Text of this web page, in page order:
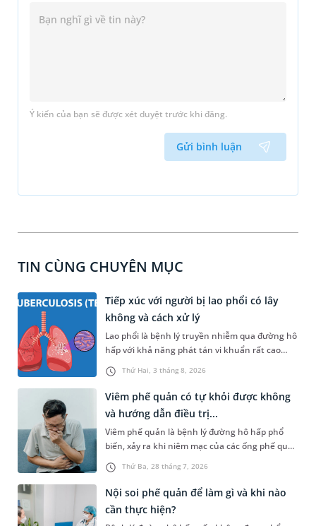
Ý kiến của bạn sẽ được xét duyệt trước khi đăng.
Gửi bình luận
TIN CÙNG CHUYÊN MỤC
Thứ Hai, 3 tháng 8, 2026
Tiếp xúc với người bị lao phổi có lây
không và cách xử lý
Lao phổi là bệnh lý truyền nhiễm qua đường hô
hấp với khả năng phát tán vi khuẩn rất cao
trong cộng đồng nếu không được kiểm soát
tốt. Vậy khi tiếp xúc với người bị lao phổi có lây
không, những yếu tố nào làm tăng nguy cơ
mắc bệnh và bạn cần phải xử lý như thế nào để
bảo vệ sức khỏe một cách khoa học nhất? Bài
viết dưới đây sẽ giải đáp chi tiết toàn bộ thắc
mắc trên, giúp bạn chủ động phòng ngừa và
tầm soát bệnh hiệu quả.
Thứ Ba, 28 tháng 7, 2026
Viêm phế quản có tự khỏi được không
và hướng dẫn điều trị...
Viêm phế quản là bệnh lý đường hô hấp phổ
biến, xảy ra khi niêm mạc của các ống phế quản
bị sưng viêm và kích ứng. Bệnh gây ra những
cơn ho dai dẳng, đờm đặc và cảm giác tức ngực
khó chịu. Đối diện với căn bệnh này, hầu hết
người bệnh đều có chung một thắc mắc: "Viêm
phế quản có tự khỏi được không hay bắt buộc
Nội soi phế quản để làm gì và khi nào
cần thực hiện?